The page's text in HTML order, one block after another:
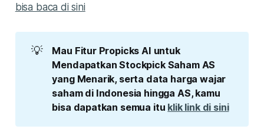
bisa baca di sini
💡
Mau Fitur Propicks AI untuk
Mendapatkan Stockpick Saham AS
yang Menarik, serta data harga wajar
saham di Indonesia hingga AS, kamu
bisa dapatkan semua itu klik link di sini